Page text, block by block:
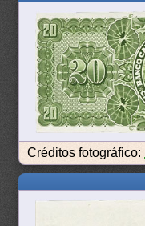
Créditos fotográfico: